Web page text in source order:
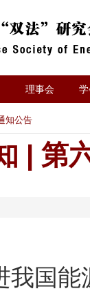
理事会
知公告
| 第
我国